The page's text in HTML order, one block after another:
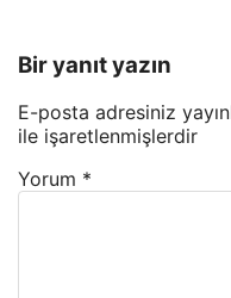
Bir yanıt yazın
E-posta adresiniz
ile işaretlenmişlerdir
Yorum *